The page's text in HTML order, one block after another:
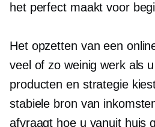
het perfect maakt voor
Het opzetten van een
veel of zo weinig werk als
producten en strategie
stabiele bron van
afvraagt ​​hoe u vanuit huis